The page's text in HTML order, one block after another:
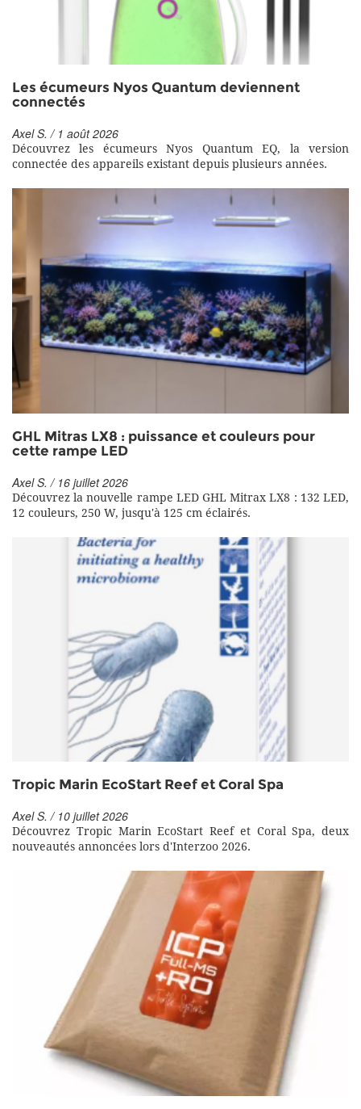
Les écumeurs Nyos Quantum deviennent
connectés
Axel S. / 1 août 2026
Découvrez les écumeurs Nyos Quantum EQ, la version
connectée des appareils existant depuis plusieurs années.
GHL Mitras LX8 : puissance et couleurs pour
cette rampe LED
Axel S. / 16 juillet 2026
Découvrez la nouvelle rampe LED GHL Mitrax LX8 : 132 LED,
12 couleurs, 250 W, jusqu'à 125 cm éclairés.
Tropic Marin EcoStart Reef et Coral Spa
Axel S. / 10 juillet 2026
Découvrez Tropic Marin EcoStart Reef et Coral Spa, deux
nouveautés annoncées lors d'Interzoo 2026.